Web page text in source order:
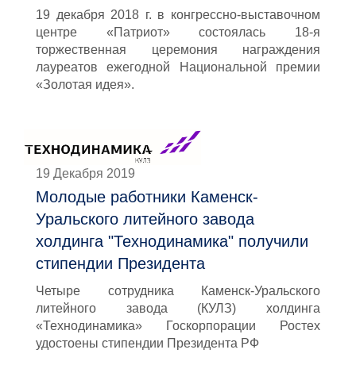
19 декабря 2018 г. в конгрессно-выставочном
центре «Патриот» состоялась 18-я
торжественная церемония награждения
лауреатов ежегодной Национальной премии
«Золотая идея».
19 Декабря 2019
Молодые работники Каменск-
Уральского литейного завода
холдинга "Технодинамика" получили
стипендии Президента
Четыре сотрудника Каменск-Уральского
литейного завода (КУЛЗ) холдинга
«Технодинамика» Госкорпорации Ростех
удостоены стипендии Президента РФ